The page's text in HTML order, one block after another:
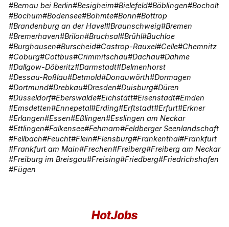
Bernau bei Berlin Besigheim Bielefeld Böblingen Bocholt
Bochum Bodensee Bohmte Bonn Bottrop
Brandenburg an der Havel Braunschweig Bremen
Bremerhaven Brilon Bruchsal Brühl Buchloe
Burghausen Burscheid Castrop-Rauxel Celle Chemnitz
Coburg Cottbus Crimmitschau Dachau Dahme
Dallgow-Döberitz Darmstadt Delmenhorst
Dessau-Roßlau Detmold Donauwörth Dormagen
Dortmund Drebkau Dresden Duisburg Düren
Düsseldorf Eberswalde Eichstätt Eisenstadt Emden
Emsdetten Ennepetal Erding Erftstadt Erfurt Erkner
Erlangen Essen Eßlingen Esslingen am Neckar
Ettlingen Falkensee Fehmarn Feldberger Seenlandschaft
Fellbach Feucht Flein Flensburg Frankenthal Frankfurt
Frankfurt am Main Frechen Freiberg Freiberg am Neckar
Freiburg im Breisgau Freising Friedberg Friedrichshafen
Fügen